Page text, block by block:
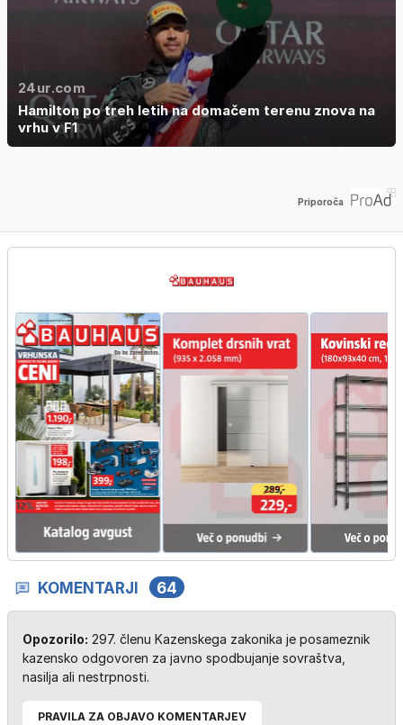
24ur.com
Hamilton po treh letih na domačem terenu znova na
vrhu v F1
Priporoča
KOMENTARJI 64
Opozorilo: 297. členu Kazenskega zakonika je posameznik
kazensko odgovoren za javno spodbujanje sovraštva,
nasilja ali nestrpnosti.
PRAVILA ZA OBJAVO KOMENTARJEV